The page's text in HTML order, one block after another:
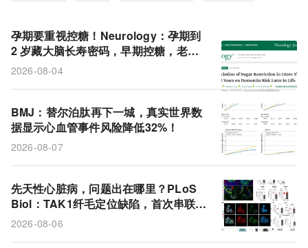
饮食模式
AAV基因治疗
DDA-PASEF模式
代谢通路
营养调查
蛋白质限制
2型糖尿病 MACE
先天性心脏病
大脑
临床试验
TAK1基因 衰老
代谢性疾病
昼夜节律钟 时差
斑马鱼
葡萄糖摄取
糖消费量
孕期要重视控糖！Neurology：孕期到
2 岁藏大脑长寿密码，早期控糖，老年
痴呆晚来近 3 年
2026-08-04
BMJ：替尔泊肽再下一城，真实世界数
据显示心血管事件风险降低32%！
2026-08-07
先天性心脏病，问题出在哪里？PLoS
Biol：TAK1纤毛定位缺陷，首次串联起
先心病+多系统畸形的统一通路
2026-08-06